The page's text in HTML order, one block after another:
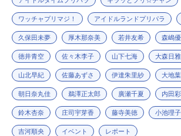
ワッチャプリマジ！ アイドルランドプリパラ
久保田未夢 厚木那奈美 若井友希 森嶋
徳井青空 佐々木李子 山下七海 大森日雅
山北早紀 佐藤あずさ 伊達朱里紗 大地葉
朝日奈丸佳 鵜澤正太郎 廣瀬千夏 内田彩
鈴木杏奈 庄司宇芽香 藤寺美徳 小池理子
吉河順央 イベント レポート